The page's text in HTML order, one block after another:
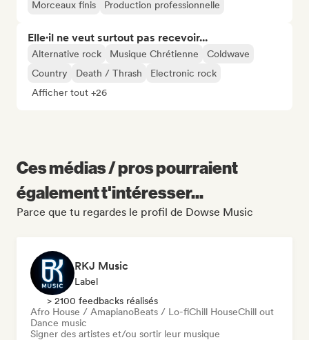
Morceaux finis Production professionnelle
Elle·il ne veut surtout pas recevoir...
Alternative rock Musique Chrétienne
Coldwave
Country
Death / Thrash
Electronic rock
Afficher tout +26
Ces médias / pros pourraient
également t'intéresser...
Parce que tu regardes le profil de Dowse Music
RKJ Music
Label
> 2100 feedbacks réalisés
Afro House / AmapianoBeats / Lo-fiChill HouseChill out
Dance music
Signer des artistes et/ou sortir leur musique